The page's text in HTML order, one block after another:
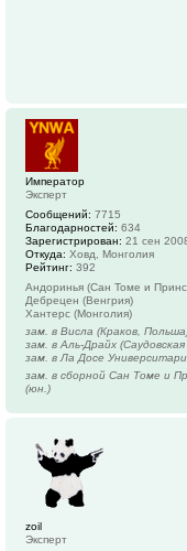
Император
Эксперт
Сообщений: 7715
Благодарностей: 634
Зарегистрирован: 21 сен
Откуда: Ховд, Монголия
Рейтинг: 392
Андоринья (Сан Томе и
Дебрецен (Венгрия)
Хантерс (Монголия)
зам. в Висла (Краков,
зам. в Аль-Драйх
зам. в Ла Досе
зам. в сборной Сан Томе и
(юн.)
zoil
Эксперт